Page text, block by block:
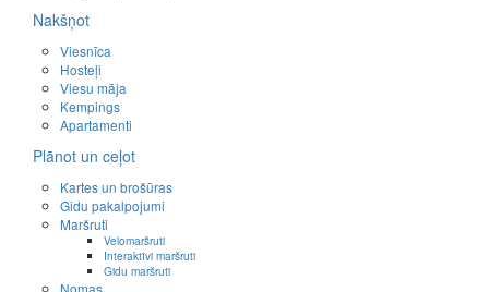
Nakšņot
Viesnīca
Hosteļi
Viesu māja
Kempings
Apartamenti
Plānot un ceļot
Kartes un brošūras
Gidu pakalpojumi
Maršruti
Velomaršruti
Interaktīvi maršruti
Gidu maršruti